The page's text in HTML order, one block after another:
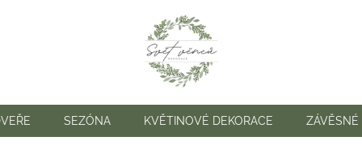
SEZÓNA KVĚTINOVÉ DEKORACE ZÁVĚSNÉ